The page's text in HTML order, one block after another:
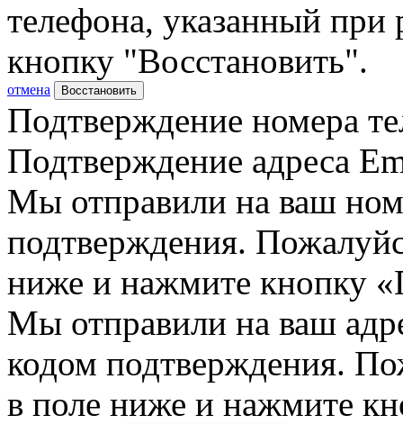
телефона, указанный при
кнопку "Восстановить".
отмена Восстановить
Подтверждение номера
Подтверждение адреса
Мы отправили на ваш
подтверждения.
ниже и нажмите кнопку
Мы отправили на ваш
кодом подтверждения.
в поле ниже и нажмите